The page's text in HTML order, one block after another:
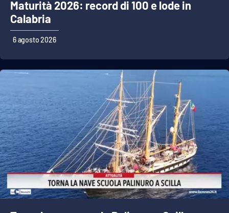
Maturità 2026: record di 100 e lode in
Calabria
6 agosto 2026